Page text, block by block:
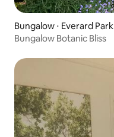
Bungalow ⋅ Everard Park
Bungalow Botanic Bliss